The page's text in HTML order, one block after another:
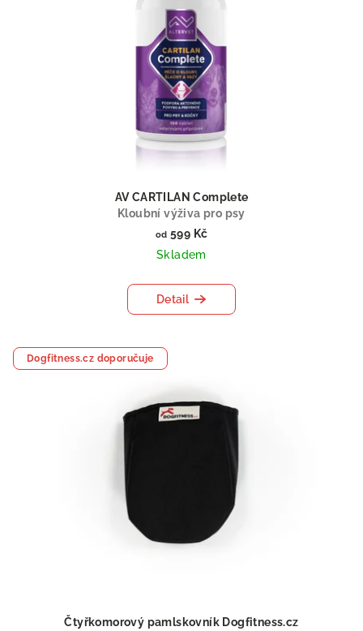
AV CARTILAN Complete
Kloubní výživa pro psy
od 599 Kč
Skladem
Detail
Dogfitness.cz doporučuje
Čtyřkomorový pamlskovník Dogfitness.cz